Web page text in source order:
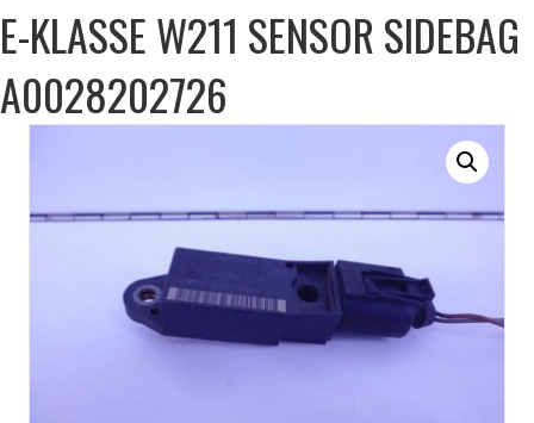
E-KLASSE W211 SENSOR SIDEBAG
A0028202726